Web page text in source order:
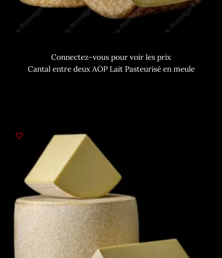
Connectez-vous pour voir les prix
Cantal entre deux AOP Lait Pasteurisé en meule